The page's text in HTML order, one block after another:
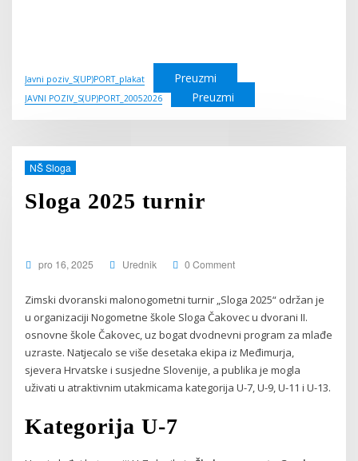
Javni poziv_S(UP)PORT_plakat Preuzmi
JAVNI POZIV_S(UP)PORT_20052026 Preuzmi
NŠ Sloga
Sloga 2025 turnir
pro 16, 2025 Urednik 0 Comment
Zimski dvoranski malonogometni turnir „Sloga 2025“ održan je
u organizaciji Nogometne škole Sloga Čakovec u dvorani II.
osnovne škole Čakovec, uz bogat dvodnevni program za mlađe
uzraste. Natjecalo se više desetaka ekipa iz Međimurja,
sjevera Hrvatske i susjedne Slovenije, a publika je mogla
uživati u atraktivnim utakmicama kategorija U-7, U-9, U-11 i U-13.
Kategorija U-7